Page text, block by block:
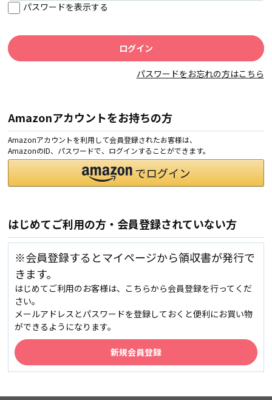
パスワードを表示する
パスワードをお忘れの方はこちら
Amazonアカウントをお持ちの方
Amazonアカウントを利用して会員登録されたお客様は、
AmazonのID、パスワードで、ログインすることができます。
はじめてご利用の方・会員登録されていない方
※会員登録するとマイページから領収書が発行で
きます。
はじめてご利用のお客様は、こちらから会員登録を行ってくだ
さい。
メールアドレスとパスワードを登録しておくと便利にお買い物
ができるようになります。